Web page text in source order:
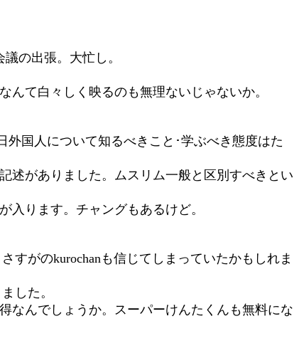
の出張。大忙し。
て白々しく映るのも無理ないじゃないか。
国人について知るべきこと･学ぶべき態度はた
述がありました。ムスリム一般と区別すべきとい
ります。チャングもあるけど。
がのkurochanも信じてしまっていたかもしれま
した。
なんでしょうか。スーパーけんたくんも無料にな